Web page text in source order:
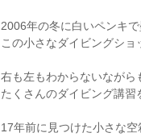
2006年の冬に白いペンキ
この小さなダイビングショ
右も左もわからないながら
たくさんのダイビング講習
17年前に見つけた小さな